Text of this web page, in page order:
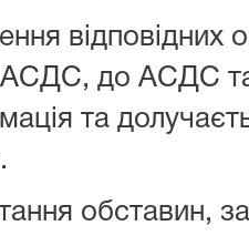
відповідних
АСДС, до АСДС
та
обставин,